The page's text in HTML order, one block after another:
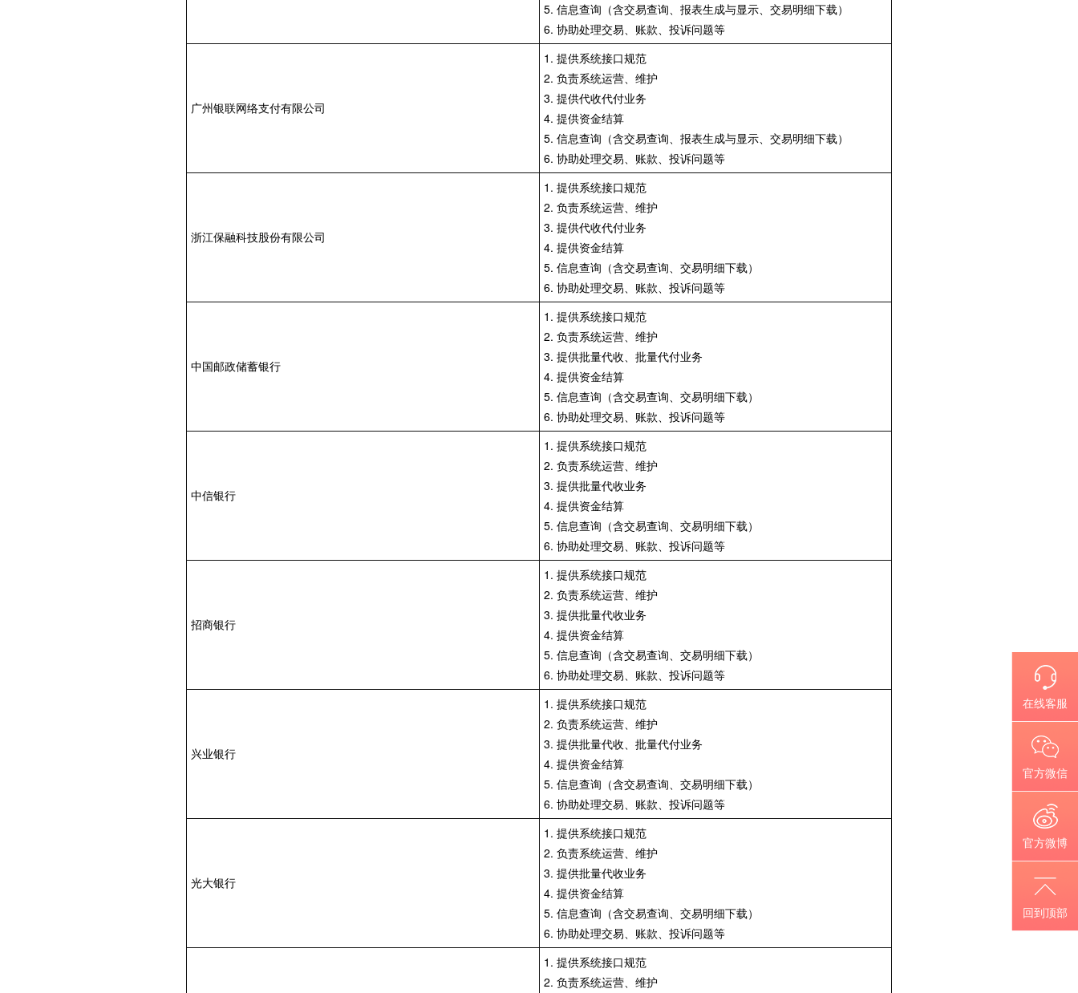
5. 信息查询（含交易查询、报表生成与显示、交易明细下载）
6. 协助处理交易、账款、投诉问题等
广州银联网络支付有限公司
1. 提供系统接口规范
2. 负责系统运营、维护
3. 提供代收代付业务
4. 提供资金结算
5. 信息查询（含交易查询、报表生成与显示、交易明细下载）
6. 协助处理交易、账款、投诉问题等
浙江保融科技股份有限公司
1. 提供系统接口规范
2. 负责系统运营、维护
3. 提供代收代付业务
4. 提供资金结算
5. 信息查询（含交易查询、交易明细下载）
6. 协助处理交易、账款、投诉问题等
中国邮政储蓄银行
1. 提供系统接口规范
2. 负责系统运营、维护
3. 提供批量代收、批量代付业务
4. 提供资金结算
5. 信息查询（含交易查询、交易明细下载）
6. 协助处理交易、账款、投诉问题等
中信银行
1. 提供系统接口规范
2. 负责系统运营、维护
3. 提供批量代收业务
4. 提供资金结算
5. 信息查询（含交易查询、交易明细下载）
6. 协助处理交易、账款、投诉问题等
招商银行
1. 提供系统接口规范
2. 负责系统运营、维护
3. 提供批量代收业务
4. 提供资金结算
5. 信息查询（含交易查询、交易明细下载）
6. 协助处理交易、账款、投诉问题等
兴业银行
1. 提供系统接口规范
2. 负责系统运营、维护
3. 提供批量代收、批量代付业务
4. 提供资金结算
5. 信息查询（含交易查询、交易明细下载）
6. 协助处理交易、账款、投诉问题等
光大银行
1. 提供系统接口规范
2. 负责系统运营、维护
3. 提供批量代收业务
4. 提供资金结算
5. 信息查询（含交易查询、交易明细下载）
6. 协助处理交易、账款、投诉问题等
1. 提供系统接口规范
2. 负责系统运营、维护
在线客服
官方微信
官方微博
回到顶部